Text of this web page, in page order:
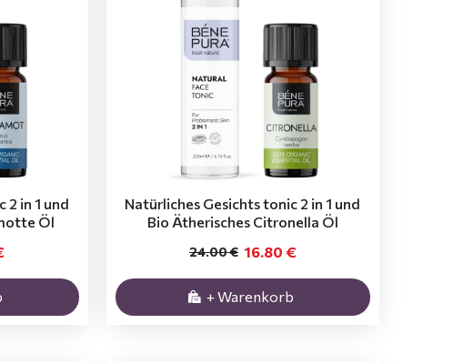
2 in 1 und
Öl
Natürliches Gesichts tonic 2 in 1 und
Bio Ätherisches Citronella Öl
16.80 €
24.00 €
+ Warenkorb